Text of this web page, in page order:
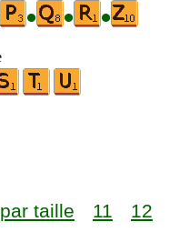
• • •
taille 11
12